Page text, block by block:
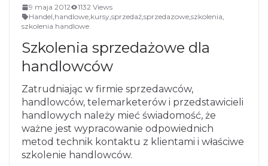
9 maja 2012
1132 Views
Handel,handlowe,kursy,sprzedaż,sprzedazowe,szkolenia,
szkolenia handlowe
Szkolenia sprzedażowe dla
handlowców
Zatrudniając w firmie sprzedawców,
handlowców, telemarketerów i przedstawicieli
handlowych należy mieć świadomość, że
ważne jest wypracowanie odpowiednich
metod technik kontaktu z klientami i właściwe
szkolenie handlowców.